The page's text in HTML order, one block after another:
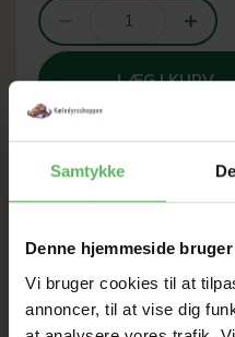
Samtykke
Denne hjemmeside
Vi bruger cookies til at
annoncer, til at vise dig
LÆG I KURV